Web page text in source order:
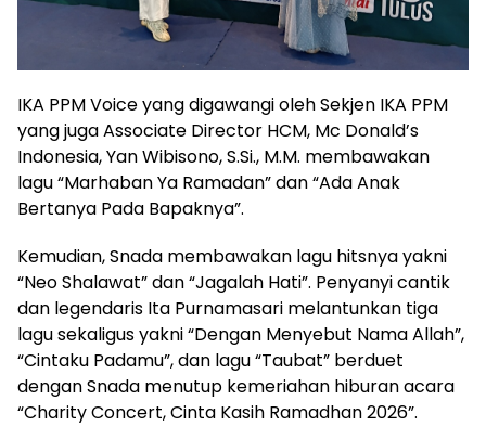
IKA PPM Voice yang digawangi oleh Sekjen IKA PPM
yang juga Associate Director HCM, Mc Donald’s
Indonesia, Yan Wibisono, S.Si., M.M. membawakan
lagu “Marhaban Ya Ramadan” dan “Ada Anak
Bertanya Pada Bapaknya”.
Kemudian, Snada membawakan lagu hitsnya yakni
“Neo Shalawat” dan “Jagalah Hati”. Penyanyi cantik
dan legendaris Ita Purnamasari melantunkan tiga
lagu sekaligus yakni “Dengan Menyebut Nama Allah”,
“Cintaku Padamu”, dan lagu “Taubat” berduet
dengan Snada menutup kemeriahan hiburan acara
“Charity Concert, Cinta Kasih Ramadhan 2026”.